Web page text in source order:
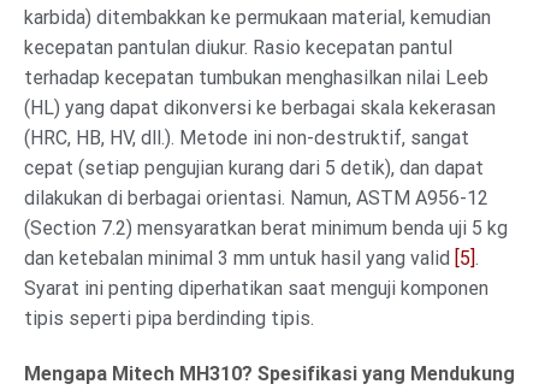
karbida) ditembakkan ke permukaan material, kemudian
kecepatan pantulan diukur. Rasio kecepatan pantul
terhadap kecepatan tumbukan menghasilkan nilai Leeb
(HL) yang dapat dikonversi ke berbagai skala kekerasan
(HRC, HB, HV, dll.). Metode ini non-destruktif, sangat
cepat (setiap pengujian kurang dari 5 detik), dan dapat
dilakukan di berbagai orientasi. Namun, ASTM A956-12
(Section 7.2) mensyaratkan berat minimum benda uji 5 kg
dan ketebalan minimal 3 mm untuk hasil yang valid [5].
Syarat ini penting diperhatikan saat menguji komponen
tipis seperti pipa berdinding tipis.
Mengapa Mitech MH310? Spesifikasi yang Mendukung